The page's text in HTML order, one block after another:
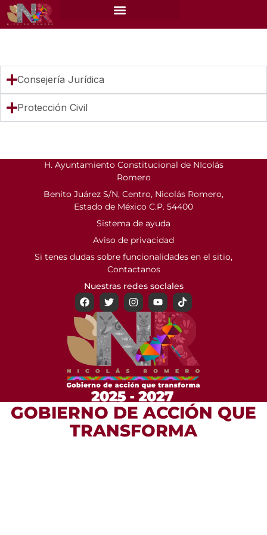
Consejería Jurídica
Protección Civil
H. Ayuntamiento Constitucional de NIcolás
Romero
Benito Juárez S/N, Centro, Nicolás Romero,
Estado de México C.P. 54400
Sistema de ayuda
Aviso de privacidad
Si tenes dudas sobre funcionalidades en el sitio,
Contactanos
Nuestras redes soclales
GOBIERNO DE ACCIÓN QUE
TRANSFORMA